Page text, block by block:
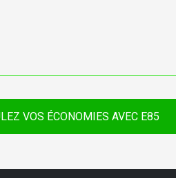
VOS ÉCONOMIES AVEC E85